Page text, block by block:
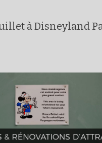
à Disneyland